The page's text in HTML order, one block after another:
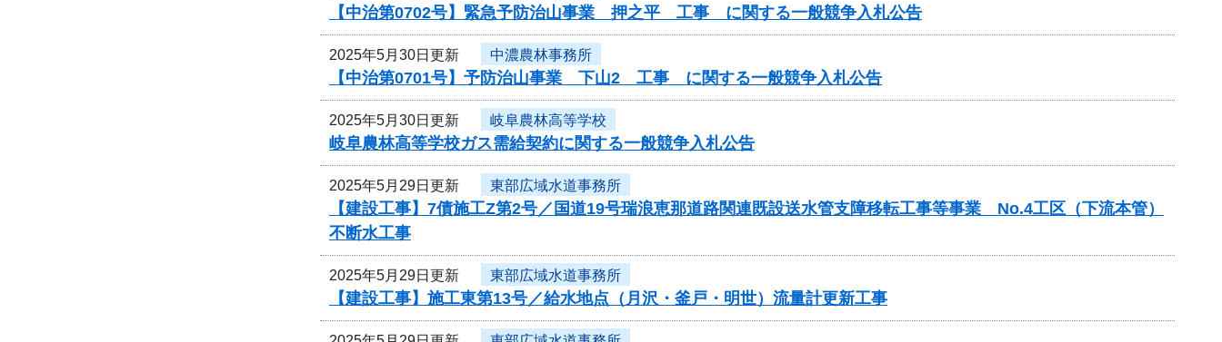
【中治第0702号】緊急予防治山事業 押之平 工事 に関する一般競争入札公告
2025年5月30日更新 中濃農林事務所
【中治第0701号】予防治山事業 下山2 工事 に関する一般競争入札公告
2025年5月30日更新 岐阜農林高等学校
岐阜農林高等学校ガス需給契約に関する一般競争入札公告
2025年5月29日更新 東部広域水道事務所
【建設工事】7債施工Z第2号／国道19号瑞浪恵那道路関連既設送水管支障移転工事等事業 No.4工区（下流本管）
不断水工事
2025年5月29日更新 東部広域水道事務所
【建設工事】施工東第13号／給水地点（月沢・釜戸・明世）流量計更新工事